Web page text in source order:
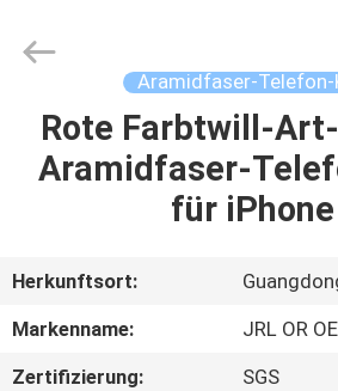
HEIM
VIDEOS
Reserved.
Aramidfaser-Telefon-
Rote Farbtwill-
Aramidfaser-
für
Herkunftsort:
Markenname:
JRL OR
Zertifizierung:
SGS